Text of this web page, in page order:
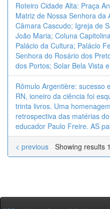
Roteiro Cidade Alta: Praça
Matriz de Nossa Senhora da
Câmara Cascudo; Igreja de
João Maria; Coluna
Palácio da Cultura; Palácio
Senhora do Rosário dos
dos Portos; Solar Bela Vista
Rômulo Argentière: sucesso
RN, ioneiro da ciência foi
trinta livros. Uma
retrospectiva das matérias
educador Paulo Freire. AS
Showing results
< previous